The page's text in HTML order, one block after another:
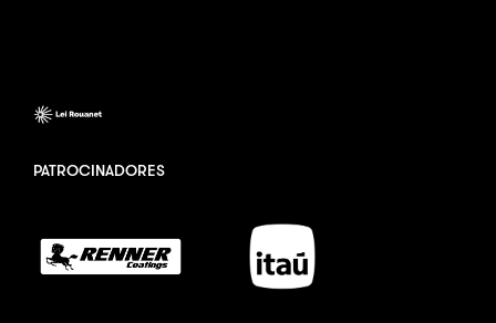
PATROCINADORES